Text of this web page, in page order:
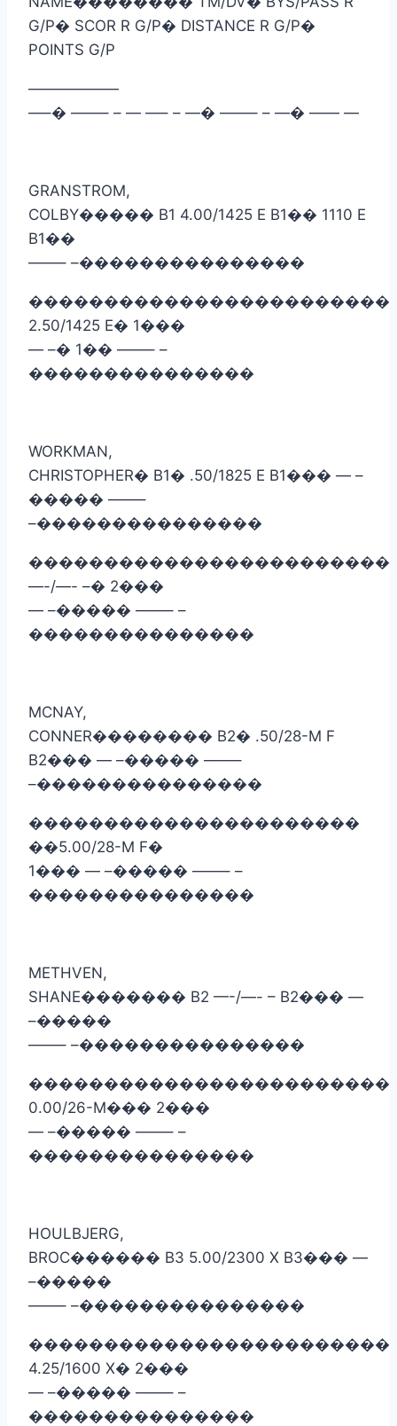
G/P� SCOR R G/P� DISTANCE R G/P�
POINTS G/P
——————
—–� ——– – — —– – —� ——– – —� —— —
GRANSTROM,
COLBY����� B1 4.00/1425 E B1�� 1110 E
B1��
——– –���������������
������������������������
2.50/1425 E� 1���
— –� 1�� ——– –
���������������
WORKMAN,
CHRISTOPHER� B1� .50/1825 E B1��� — –
����� ——–
–���������������
������������������������
—-/—- –� 2���
— –����� ——– –
���������������
MCNAY,
CONNER�������� B2� .50/28-M F
B2��� — –����� ——–
–���������������
����������������������
��5.00/28-M F�
1��� — –����� ——– –
���������������
METHVEN,
SHANE������� B2 —-/—- – B2��� —
–�����
——– –���������������
������������������������
0.00/26-M��� 2���
— –����� ——– –
���������������
HOULBJERG,
BROC������ B3 5.00/2300 X B3��� —
–�����
——– –���������������
������������������������
4.25/1600 X� 2���
— –����� ——– –
���������������